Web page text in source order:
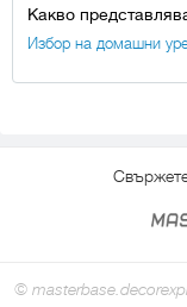
Какво
Избор на домашни
©